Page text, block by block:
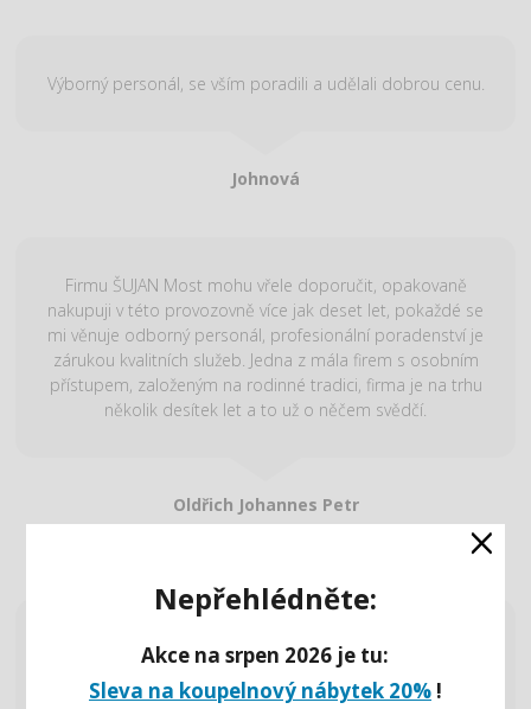
Výborný personál, se vším poradili a udělali dobrou cenu.
Johnová
Firmu ŠUJAN Most mohu vřele doporučit, opakovaně
nakupuji v této provozovně více jak deset let, pokaždé se
mi věnuje odborný personál, profesionální poradenství je
zárukou kvalitních služeb. Jedna z mála firem s osobním
přístupem, založeným na rodinné tradici, firma je na trhu
několik desítek let a to už o něčem svědčí.
Oldřich Johannes Petr
Do firmy Šujan jsem se s přáteli vydala za realizací svého
snu – nové kuchyně. Byla jsem mile překvapena ochotou
a profesionálním přístupem paní Zuzany Koláčkové.
Nepřehlédněte:
Akce na srpen 2026 je tu:
Sleva na koupelnový nábytek 20%!
×